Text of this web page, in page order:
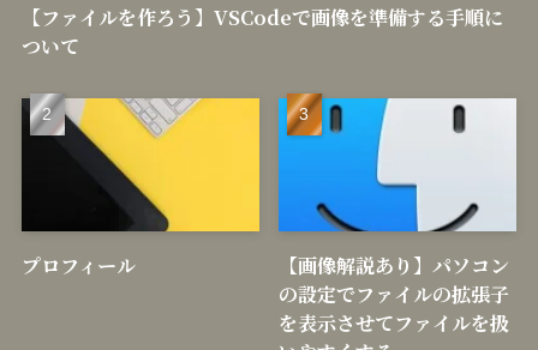
【ファイルを作ろう】VSCodeで画像を準備する手順に
ついて
プロフィール
【画像解説あり】パソコン
の設定でファイルの拡張子
を表示させてファイルを扱